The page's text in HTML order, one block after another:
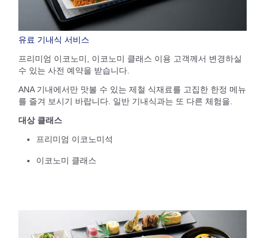
유료 기내식 서비스
프리미엄 이코노미, 이코노미 클래스 이용 고객께서 변경하실
수 있는 사전 예약을 받습니다.
ANA 기내에서만 맛볼 수 있는 제철 식재료를 고집한 한정 메뉴
를 즐겨 보시기 바랍니다. 일반 기내식과는 또 다른 체험을.
대상 클래스
프리미엄 이코노미석
이코노미 클래스